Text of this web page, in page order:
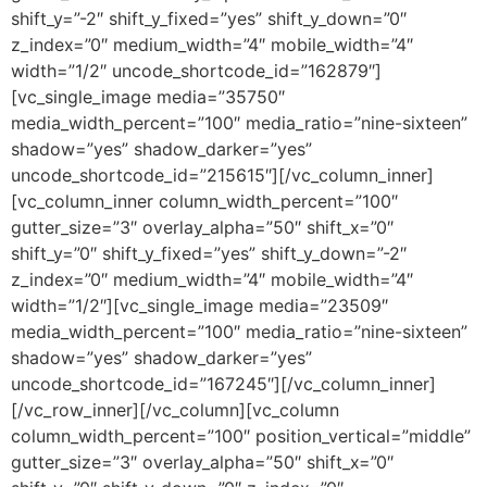
shift_y=”-2″ shift_y_fixed=”yes” shift_y_down=”0″
z_index=”0″ medium_width=”4″ mobile_width=”4″
width=”1/2″ uncode_shortcode_id=”162879″]
[vc_single_image media=”35750″
media_width_percent=”100″ media_ratio=”nine-sixteen”
shadow=”yes” shadow_darker=”yes”
uncode_shortcode_id=”215615″][/vc_column_inner]
[vc_column_inner column_width_percent=”100″
gutter_size=”3″ overlay_alpha=”50″ shift_x=”0″
shift_y=”0″ shift_y_fixed=”yes” shift_y_down=”-2″
z_index=”0″ medium_width=”4″ mobile_width=”4″
width=”1/2″][vc_single_image media=”23509″
media_width_percent=”100″ media_ratio=”nine-sixteen”
shadow=”yes” shadow_darker=”yes”
uncode_shortcode_id=”167245″][/vc_column_inner]
[/vc_row_inner][/vc_column][vc_column
column_width_percent=”100″ position_vertical=”middle”
gutter_size=”3″ overlay_alpha=”50″ shift_x=”0″